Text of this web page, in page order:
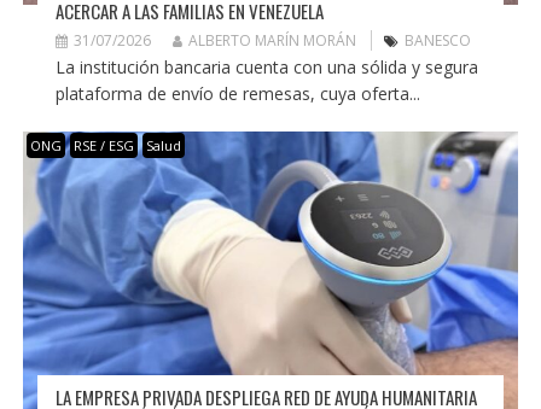
ACERCAR A LAS FAMILIAS EN VENEZUELA
31/07/2026 ALBERTO MARÍN MORÁN BANESCO
La institución bancaria cuenta con una sólida y segura
plataforma de envío de remesas, cuya oferta...
ONG RSE / ESG Salud
LA EMPRESA PRIVADA DESPLIEGA RED DE AYUDA HUMANITARIA